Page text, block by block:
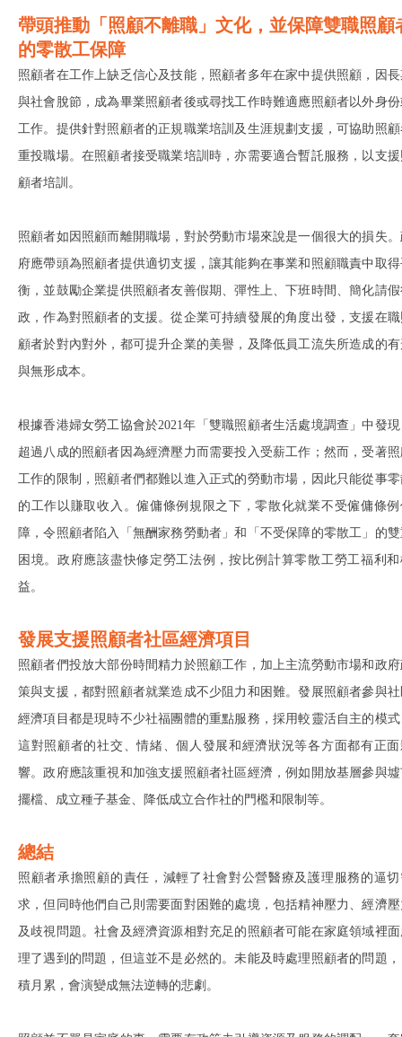
帶頭推動「照顧不離職」文化，並保障雙職照顧
的零散工保障
照顧者在工作上缺乏信心及技能，照顧者多年在家中提供照顧，因
與社會脫節，成為畢業照顧者後或尋找工作時難適應照顧者以外身
工作。提供針對照顧者的正規職業培訓及生涯規劃支援，可協助照
重投職場。在照顧者接受職業培訓時，亦需要適合暫託服務，以支
顧者培訓。
照顧者如因照顧而離開職場，對於勞動市場來說是一個很大的損失
府應帶頭為照顧者提供適切支援，讓其能夠在事業和照顧職責中取
衡，並鼓勵企業提供照顧者友善假期、彈性上、下班時間、簡化請
政，作為對照顧者的支援。從企業可持續發展的角度出發，支援在
顧者於對內對外，都可提升企業的美譽，及降低員工流失所造成的
與無形成本。
根據香港婦女勞工協會於2021年「雙職照顧者生活處境調查」中發
超過八成的照顧者因為經濟壓力而需要投入受薪工作；然而，受著
工作的限制，照顧者們都難以進入正式的勞動市場，因此只能從事
的工作以賺取收入。僱傭條例規限之下，零散化就業不受僱傭條例
障，令照顧者陷入「無酬家務勞動者」和「不受保障的零散工」的
困境。政府應該盡快修定勞工法例，按比例計算零散工勞工福利和
益。
發展支援照顧者社區經濟項目
照顧者們投放大部份時間精力於照顧工作，加上主流勞動市場和政
策與支援，都對照顧者就業造成不少阻力和困難。發展照顧者參與
經濟項目都是現時不少社福團體的重點服務，採用較靈活自主的模
這對照顧者的社交、情緒、個人發展和經濟狀況等各方面都有正面
響。政府應該重視和加強支援照顧者社區經濟，例如開放基層參與
擺檔、成立種子基金、降低成立合作社的門檻和限制等。
總結
照顧者承擔照顧的責任，減輕了社會對公營醫療及護理服務的逼切
求，但同時他們自己則需要面對困難的處境，包括精神壓力、經濟
及歧視問題。社會及經濟資源相對充足的照顧者可能在家庭領域裡
理了遇到的問題，但這並不是必然的。未能及時處理照顧者的問題
積月累，會演變成無法逆轉的悲劇。